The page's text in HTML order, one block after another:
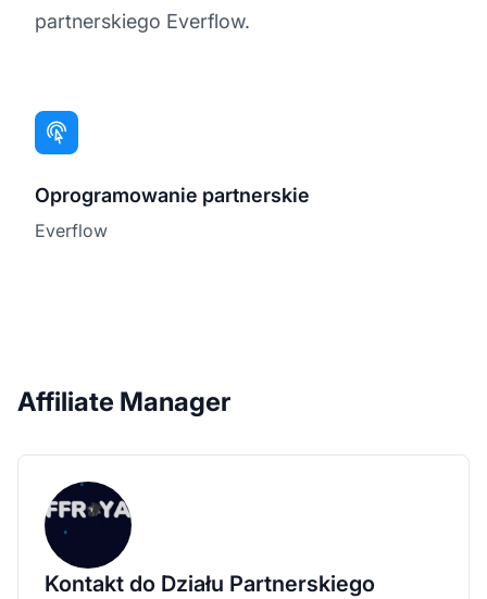
partnerskiego Everflow.
Oprogramowanie partnerskie
Everflow
Affiliate Manager
Kontakt do Działu Partnerskiego